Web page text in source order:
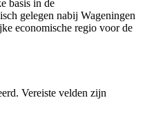
basis in de
gelegen nabij Wageningen
economische regio voor de
Vereiste velden zijn